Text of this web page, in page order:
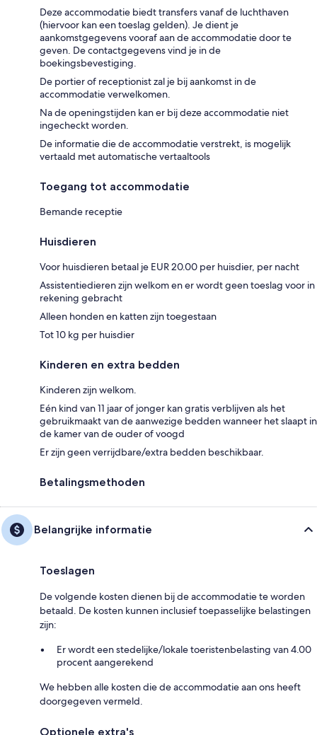
Deze accommodatie biedt transfers vanaf de luchthaven
(hiervoor kan een toeslag gelden). Je dient je
aankomstgegevens vooraf aan de accommodatie door te
geven. De contactgegevens vind je in de
boekingsbevestiging.
De portier of receptionist zal je bij aankomst in de
accommodatie verwelkomen.
Na de openingstijden kan er bij deze accommodatie niet
ingecheckt worden.
De informatie die de accommodatie verstrekt, is mogelijk
vertaald met automatische vertaaltools
Toegang tot accommodatie
Bemande receptie
Huisdieren
Voor huisdieren betaal je EUR 20.00 per huisdier, per nacht
Assistentiedieren zijn welkom en er wordt geen toeslag voor in
rekening gebracht
Alleen honden en katten zijn toegestaan
Tot 10 kg per huisdier
Kinderen en extra bedden
Kinderen zijn welkom.
Eén kind van 11 jaar of jonger kan gratis verblijven als het
gebruikmaakt van de aanwezige bedden wanneer het slaapt in
de kamer van de ouder of voogd
Er zijn geen verrijdbare/extra bedden beschikbaar.
Betalingsmethoden
Belangrijke informatie
Toeslagen
De volgende kosten dienen bij de accommodatie te worden
betaald. De kosten kunnen inclusief toepasselijke belastingen
zijn:
Er wordt een stedelijke/lokale toeristenbelasting van 4.00
procent aangerekend
We hebben alle kosten die de accommodatie aan ons heeft
doorgegeven vermeld.
Optionele extra's